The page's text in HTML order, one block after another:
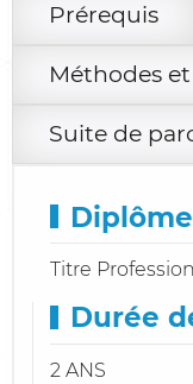
Prérequis
Méthodes
Suite de
Titre
Durée
2 ANS